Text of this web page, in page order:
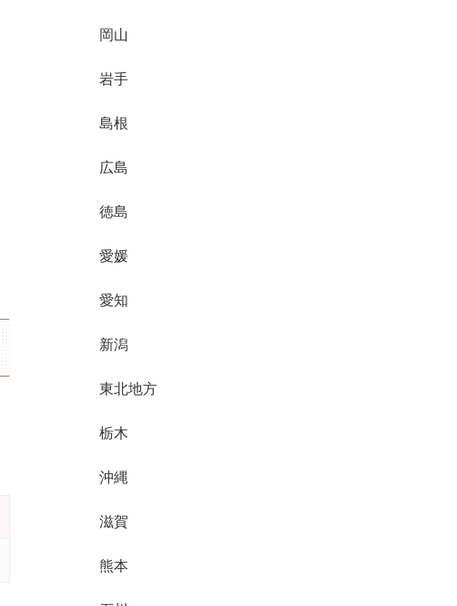
岡山
岩手
島根
広島
徳島
愛媛
愛知
新潟
東北地方
栃木
沖縄
滋賀
熊本